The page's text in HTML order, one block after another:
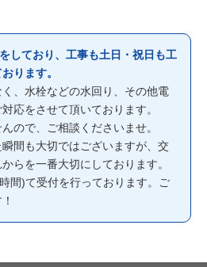
しており、工事も土日・祝日も工
ります。
、水栓などの水回り、その他電
応をさせて頂いております。
ので、ご相談くださいませ。
間も大切ではございますが、交
らを一番大切にしております。
間)て受付を行っております。ご